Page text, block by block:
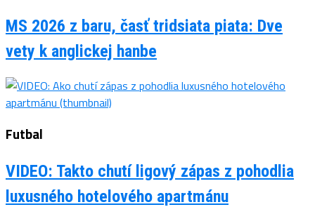
MS 2026 z baru, časť tridsiata piata: Dve
vety k anglickej hanbe
Futbal
VIDEO: Takto chutí ligový zápas z pohodlia
luxusného hotelového apartmánu